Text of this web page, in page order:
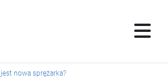
nowa sprężarka?